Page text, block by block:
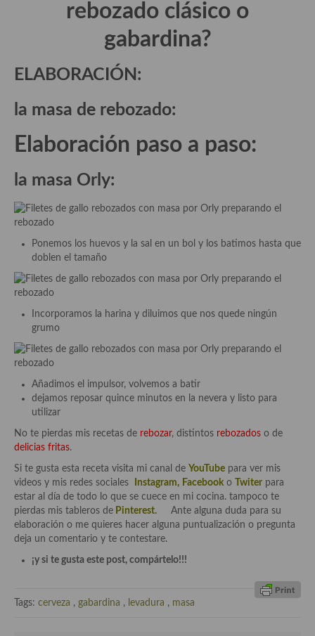
Aderezos, salsas, vinagretas, especias, hierbas aromáticas o
Aceites
Mojos y pastas
Sales y polvos
Adobos
Aperitivos
Bebidas
Bocadillos, hamburguesas, sándwich, emparedados, tostas y
demás
Entrantes y primeros platos
Ensaladas
Entrantes
Gazpachos, salmorejos, sopas y cremas frías
Quínoa
Pasta
Arroces Y fideuás
Huevos
rebozado clásico o
gabardina?
ELABORACIÓN:
la masa de rebozado:
Elaboración paso a paso:
la masa Orly:
Ponemos los huevos y la sal en un bol y los batimos hasta que
doblen el tamaño
Incorporamos la harina y diluimos que nos quede ningún
grumo
Añadimos el impulsor, volvemos a batir
dejamos reposar quince minutos en la nevera y listo para
utilizar
No te pierdas mis recetas de rebozar, distintos rebozados o de
delicias fritas.
Si te gusta esta receta visita mi canal de YouTube para ver mis
videos y mis redes sociales
Instagram, Facebooko Twiter para
estar al día de todo lo que se cuece en mi cocina. tampoco te
pierdas mis tableros de Pinterest. Ante alguna duda para su
elaboración o me quieres hacer alguna puntualización o pregunta
deja un comentario y te contestare.
¡y si te gusta este post, compártelo!!!
Tags: cerveza , gabardina , levadura , masa